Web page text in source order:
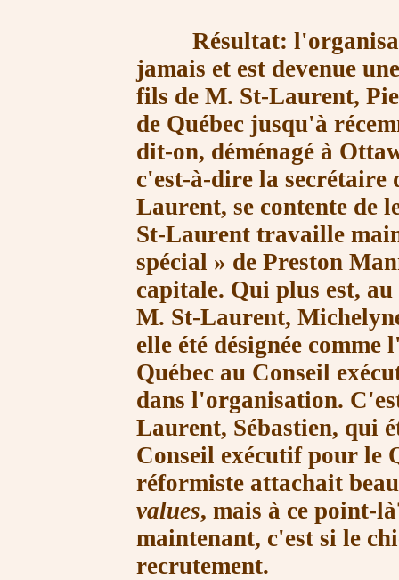
Résultat:
jamais et est devenue
fils de M. St-Laurent,
de Québec jusqu'à
dit-on, déménagé à
c'est-à-dire la secrétaire
Laurent, se contente de
St-Laurent travaille
spécial » de Preston
capitale. Qui plus est,
M. St-Laurent,
elle été désignée
Québec au Conseil
dans l'organisation.
Laurent, Sébastien, qui
Conseil exécutif pour le
réformiste attachait
values, mais à ce point-
maintenant, c'est si le
recrutement.